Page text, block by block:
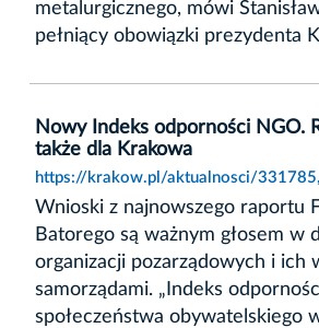
metalurgicznego, mówi
pełniący obowiązki prezydenta
Nowy Indeks odporności NGO.
także dla Krakowa
https://krakow.pl/aktualnosci/
Wnioski z najnowszego raportu
Batorego są ważnym głosem w
organizacji pozarządowych i ich
samorządami. „Indeks
społeczeństwa obywatelskiego